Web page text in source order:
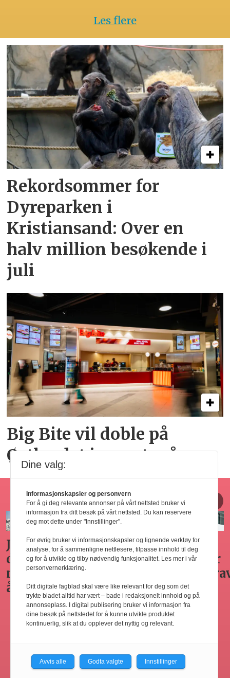
Les flere
Rekordsommer for
Dyreparken i
Kristiansand: Over en
halv million besøkende i
juli
Big Bite vil doble på
Østlandet innen tre år
Horecajus fra Føyen
Arbeidsgivers
omplasseringsplikt
ved
oppsigelse
Gode
råd for
sykefraværsoppfølging
Seminar
om
Hvilken
adgang
til
Les flere
Dine valg:
Informasjonskapsler og personvern
For å gi deg relevante annonser på vårt nettsted bruker vi
informasjon fra ditt besøk på vårt nettsted. Du kan reservere
deg mot dette under "Innstillinger".
For øvrig bruker vi informasjonskapsler og lignende verktøy for
analyse, for å sammenligne nettlesere, tilpasse innhold til deg
og for å utvikle og tilby nødvendig funksjonalitet. Les mer i vår
personvernerklæring.
Ditt digitale fagblad skal være like relevant for deg som det
trykte bladet alltid har vært – bade i redaksjonelt innhold og på
annonseplass. I digital publisering bruker vi informasjon fra
dine besøk på nettstedet for å kunne utvikle produktet
kontinuerlig, slik at du opplever det nyttig og relevant.
Avvis alle Godta valgte Innstillinger